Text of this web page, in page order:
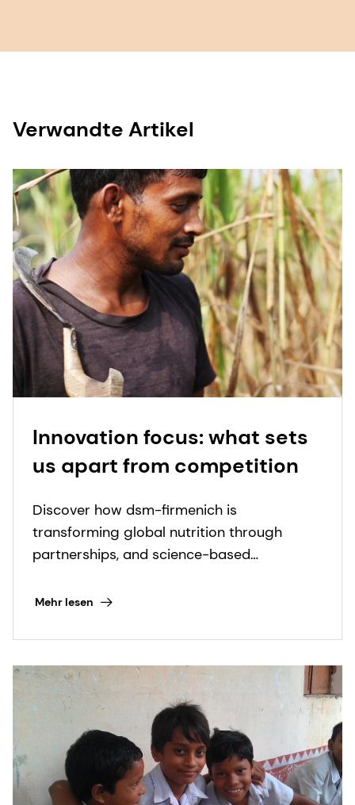
Verwandte Artikel
Innovation focus: what sets
us apart from competition
Discover how dsm-firmenich is
transforming global nutrition through
partnerships, and science-based
deficiencies.
Mehr lesen